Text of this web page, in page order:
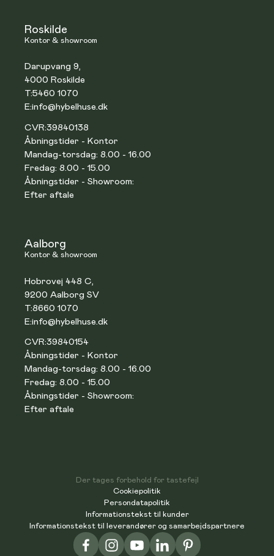
Roskilde
Kontor & showroom
Darupvang 9,
4000 Roskilde
T:5460 1070
E:info@hybelhuse.dk
CVR:39840138
Åbningstider - Kontor
Mandag-torsdag: 8.00 - 16.00
Fredag: 8.00 - 15.00
Åbningstider - Showroom:
Efter aftale
Aalborg
Kontor & showroom
Hobrovej 448 C,
9200 Aalborg SV
T:8660 1070
E:info@hybelhuse.dk
CVR:39840154
Åbningstider - Kontor
Mandag-torsdag: 8.00 - 16.00
Fredag: 8.00 - 15.00
Åbningstider - Showroom:
Efter aftale
Cookiepolitik
Persondatapolitik
Informationstekst til kunder
Informationstekst til leverandører og samarbejdspartnere
Der tages forbehold for tastefejl